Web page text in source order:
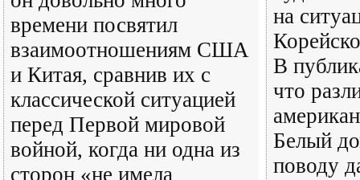
времени посвятил
взаимоотношениям США
и Китая, сравнив их с
классической ситуацией
перед Первой мировой
войной, когда ни одна из
сторон «не имела
на
В
что
Белый
поводу